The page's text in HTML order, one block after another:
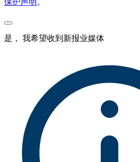
保护声明 。
是， 我希望收到新报业媒体